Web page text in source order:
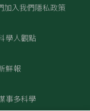
加入我們隱私政策
學人觀點
鮮報
事多科學